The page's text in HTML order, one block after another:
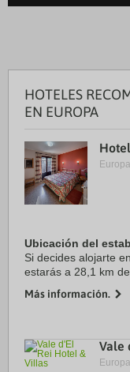
HOTELES
EN EUROPA
Ubicación del
Si decides alojarte
estarás a 28,1 km
familias se
Más información.
Vale